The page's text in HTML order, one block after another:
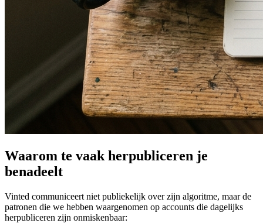
Waarom te vaak herpubliceren je
benadeelt
Vinted communiceert niet publiekelijk over zijn algoritme, maar de
patronen die we hebben waargenomen op accounts die dagelijks
herpubliceren zijn onmiskenbaar: